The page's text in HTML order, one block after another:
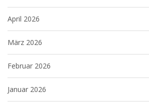
April 2026
März 2026
Februar 2026
Januar 2026